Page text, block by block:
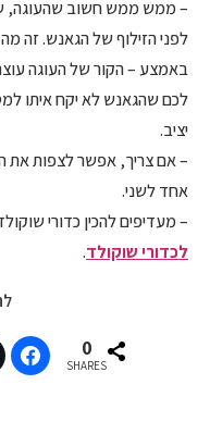
– ממש ממש חשוב שהעוגה,
לפני הזילוף של הגאנש. זה
באמצע – הקור של העוגה
לכם שהגאנש לא יקח איתו
יציב.
– אם צריך, אפשר לצפות את
אחד לשני.
– מעדיפים להכין כדורי
לכדורי שוקולד.
0
SHARES